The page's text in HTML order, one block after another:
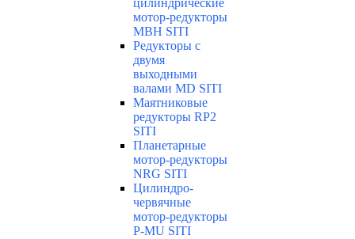
мотор-редукторы
MBH SITI
Редукторы с
двумя
выходными
валами MD SITI
Маятниковые
редукторы RP2
SITI
Планетарные
мотор-редукторы
NRG SITI
Цилиндро-
червячные
мотор-редукторы
P-MU SITI